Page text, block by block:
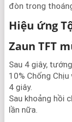
đòn trong
Hiệu ứng
Zaun TFT
Sau 4 giây,
10% Chống
4 giây.
Sau khoảng hồi
lần nữa.